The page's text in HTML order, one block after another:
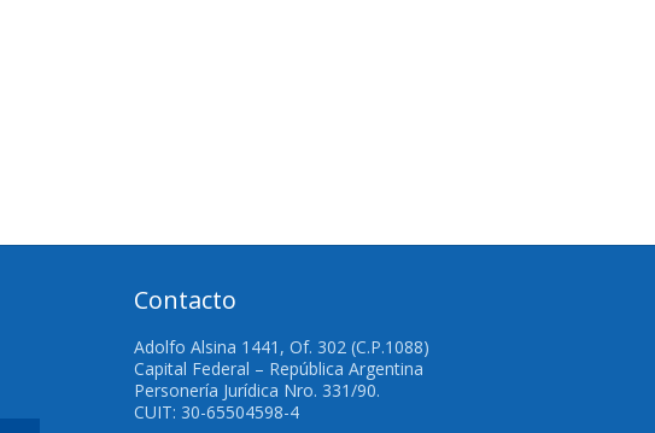
Contacto
Adolfo Alsina 1441, Of. 302 (C.P.1088)
Capital Federal – República Argentina
Personería Jurídica Nro. 331/90.
CUIT: 30-65504598-4